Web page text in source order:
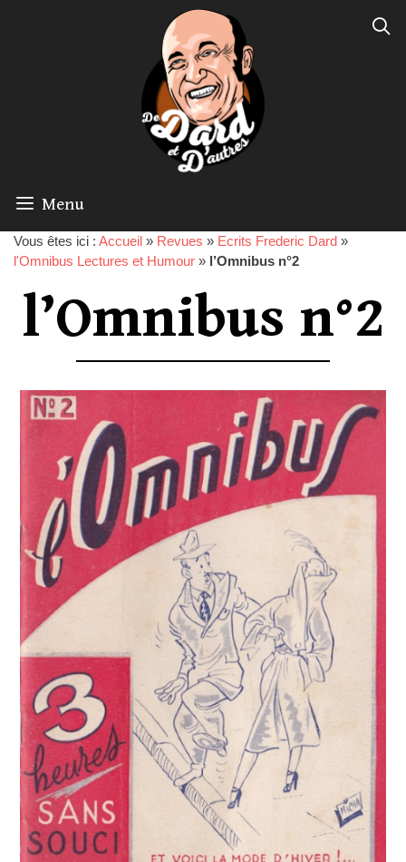
Menu
Vous êtes ici : Accueil » Revues » Ecrits Frederic Dard »
l'Omnibus Lectures et Humour » l’Omnibus n°2
l’Omnibus n°2